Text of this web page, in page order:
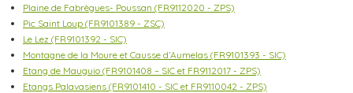
Plaine de Fabrègues- Poussan (FR9112020 - ZPS)
Pic Saint Loup (FR9101389 - ZSC)
Le Lez (FR9101392 - SIC)
Montagne de la Moure et Causse d’Aumelas (FR9101393 - SIC)
Etang de Mauguio (FR9101408 – SIC et FR9112017 - ZPS)
Etangs Palavasiens (FR9101410 - SIC et FR9110042 - ZPS)